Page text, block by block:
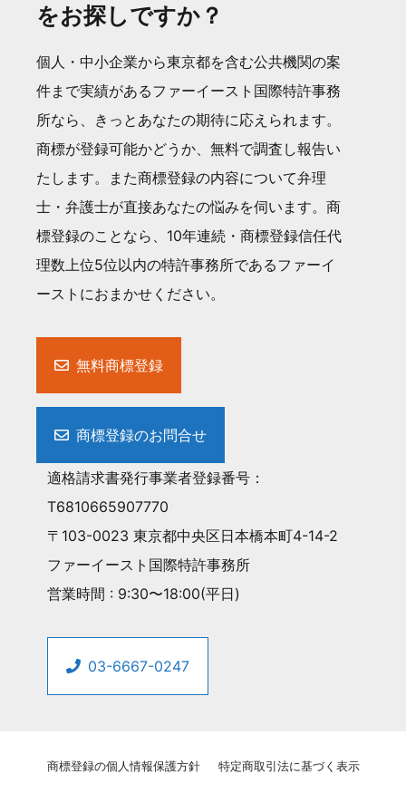
をお探しですか？
個人・中小企業から東京都を含む公共機関の案
件まで実績があるファーイースト国際特許事務
所なら、きっとあなたの期待に応えられます。
商標が登録可能かどうか、無料で調査し報告い
たします。また商標登録の内容について弁理
士・弁護士が直接あなたの悩みを伺います。商
標登録のことなら、10年連続・商標登録信任代
理数上位5位以内の特許事務所であるファーイ
ーストにおまかせください。
無料商標登録
商標登録のお問合せ
適格請求書発行事業者登録番号：
T6810665907770
〒103-0023 東京都中央区日本橋本町4-14-2
ファーイースト国際特許事務所
営業時間 : 9:30〜18:00(平日)
03-6667-0247
商標登録の個人情報保護方針 特定商取引法に基づく表示